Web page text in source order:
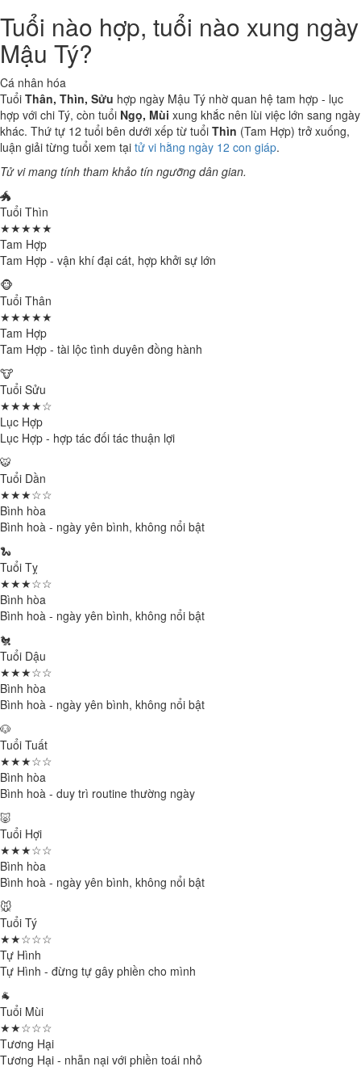
Tuổi nào hợp, tuổi nào xung ngày
Mậu Tý?
Cá nhân hóa
Tuổi Thân, Thìn, Sửu hợp ngày Mậu Tý nhờ quan hệ tam hợp - lục
hợp với chi Tý, còn tuổi Ngọ, Mùi xung khắc nên lùi việc lớn sang ngày
khác. Thứ tự 12 tuổi bên dưới xếp từ tuổi Thìn (Tam Hợp) trở xuống,
luận giải từng tuổi xem tại tử vi hằng ngày 12 con giáp.
Tử vi mang tính tham khảo tín ngưỡng dân gian.
🐲
Tuổi Thìn
★★★★★
Tam Hợp
Tam Hợp - vận khí đại cát, hợp khởi sự lớn
🐵
Tuổi Thân
★★★★★
Tam Hợp
Tam Hợp - tài lộc tình duyên đồng hành
🐮
Tuổi Sửu
★★★★☆
Lục Hợp
Lục Hợp - hợp tác đối tác thuận lợi
🐯
Tuổi Dần
★★★☆☆
Bình hòa
Bình hoà - ngày yên bình, không nổi bật
🐍
Tuổi Tỵ
★★★☆☆
Bình hòa
Bình hoà - ngày yên bình, không nổi bật
🐔
Tuổi Dậu
★★★☆☆
Bình hòa
Bình hoà - ngày yên bình, không nổi bật
🐶
Tuổi Tuất
★★★☆☆
Bình hòa
Bình hoà - duy trì routine thường ngày
🐷
Tuổi Hợi
★★★☆☆
Bình hòa
Bình hoà - ngày yên bình, không nổi bật
🐭
Tuổi Tý
★★☆☆☆
Tự Hình
Tự Hình - đừng tự gây phiền cho mình
🐐
Tuổi Mùi
★★☆☆☆
Tương Hại
Tương Hại - nhẫn nại với phiền toái nhỏ